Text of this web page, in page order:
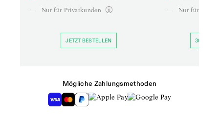
—
Nur für Privatkunden
JETZT BESTELLEN
—
Nur für
30 TAGE
Mögliche Zahlungsmethoden